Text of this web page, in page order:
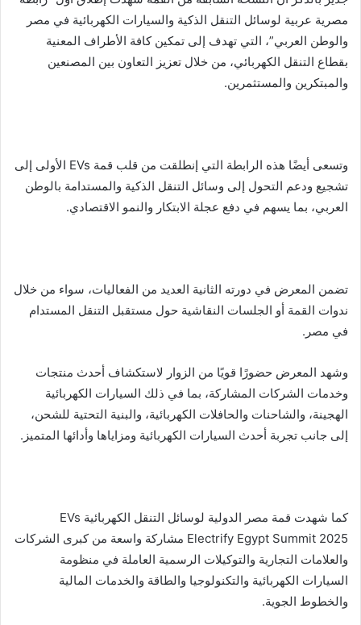
مصرية عربية لوسائل التنقل الذكية والسيارات الكهربائية في مصر
والوطن العربي”، التي تهدف إلى تمكين كافة الأطراف المعنية
بقطاع التنقل الكهربائي، من خلال تعزيز التعاون بين المصنعين
والمبتكرين والمستثمرين.
وتسعى أيضًا هذه الرابطة التي إنطلقت من قلب قمة EVs الأولى إلى
تشجيع ودعم التحول إلى وسائل التنقل الذكية والمستدامة بالوطن
العربي، بما يسهم في دفع عجلة الابتكار والنمو الاقتصادي.
تضمن المعرض في دورته الثانية العديد من الفعاليات، سواء من خلال
ندوات القمة أو الجلسات النقاشية حول مستقبل التنقل المستدام
في مصر.
وشهد المعرض حضورًا قويًا من الزوار لاستكشاف أحدث منتجات
وخدمات الشركات المشاركة، بما في ذلك السيارات الكهربائية
الهجينة، والشاحنات والحافلات الكهربائية، والبنية التحتية للشحن،
إلى جانب تجربة أحدث السيارات الكهربائية ومزاياها وأدائها المتميز.
كما شهدت قمة مصر الدولية لوسائل التنقل الكهربائية EVs
Electrify Egypt Summit 2025 مشاركة واسعة من كبرى الشركات
والعلامات التجارية والتوكيلات الرسمية العاملة في منظومة
السيارات الكهربائية والتكنولوجيا والطاقة والخدمات المالية
والخطوط الجوية.